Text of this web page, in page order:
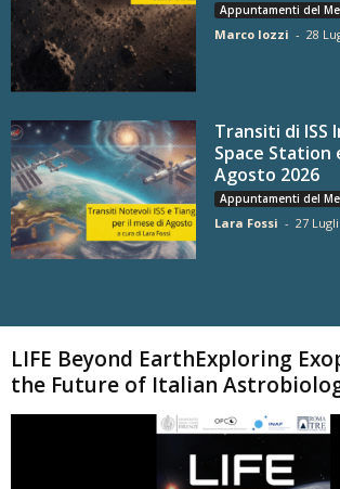
Appuntamenti del
Marco Iozzi - 28
Transiti di ISS
Space Station
Agosto 2026
Appuntamenti del
Lara Fossi - 27
LIFE Beyond EarthExploring
the Future of Italian